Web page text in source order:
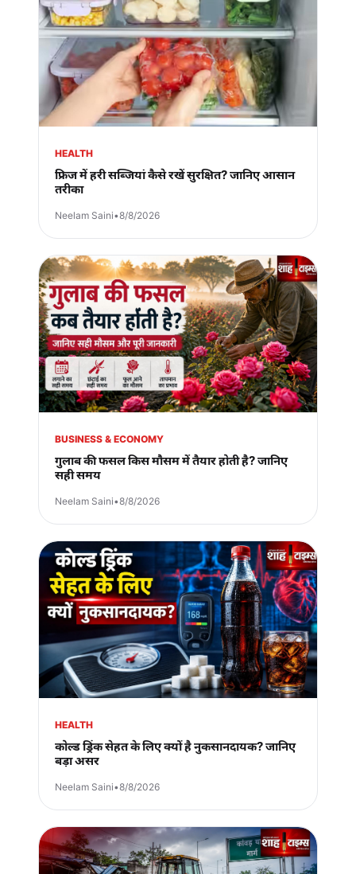
HEALTH
फ्रिज में हरी सब्जियां कैसे रखें सुरक्षित? जानिए आसान
तरीका
Neelam Saini•8/8/2026
BUSINESS & ECONOMY
गुलाब की फसल किस मौसम में तैयार होती है? जानिए
सही समय
Neelam Saini•8/8/2026
HEALTH
कोल्ड ड्रिंक सेहत के लिए क्यों है नुकसानदायक? जानिए
बड़ा असर
Neelam Saini•8/8/2026